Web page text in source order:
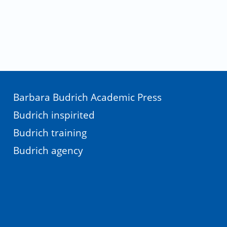
Barbara Budrich Academic Press
Budrich inspirited
Budrich training
Budrich agency